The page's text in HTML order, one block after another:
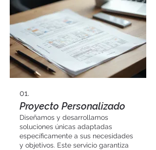
01.
Proyecto Personalizado
Diseñamos y desarrollamos
soluciones únicas adaptadas
específicamente a sus necesidades
y objetivos. Este servicio garantiza